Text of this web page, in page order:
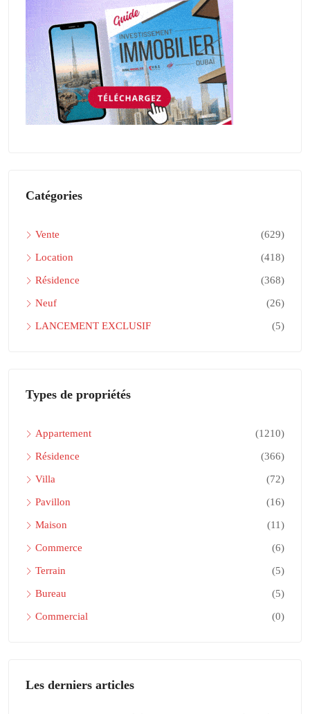
Catégories
Vente (629)
Location (418)
Résidence (368)
Neuf (26)
LANCEMENT EXCLUSIF (5)
Types de propriétés
Appartement (1210)
Résidence (366)
Villa (72)
Pavillon (16)
Maison (11)
Commerce (6)
Terrain (5)
Bureau (5)
Commercial (0)
Les derniers articles